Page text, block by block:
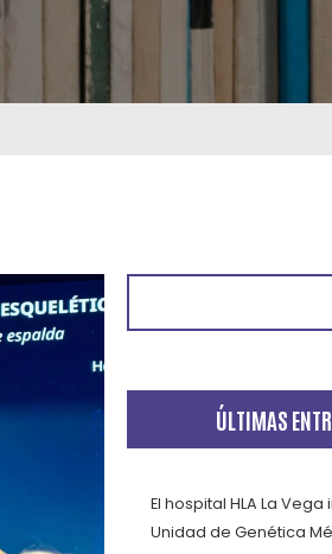
ÚLTIMAS
El hospital HLA La
Unidad de Genética